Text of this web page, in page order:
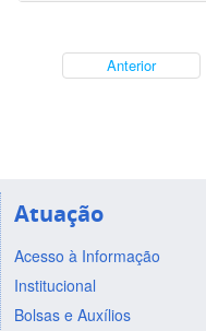
Anterior
Atuação
Acesso à Informação
Institucional
Bolsas e Auxílios